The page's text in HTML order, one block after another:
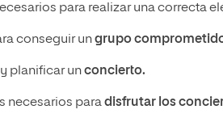
para realizar una correcta
conseguir ungrupo
planificar unconcierto.
necesarios paradisfrutar los